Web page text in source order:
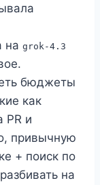
на grok-4.3
бюджеты
как
PR и
привычную
+ поиск по
на